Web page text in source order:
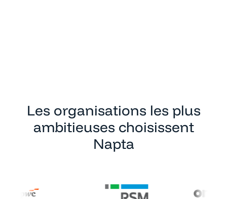
Les organisations les plus
ambitieuses choisissent
Napta